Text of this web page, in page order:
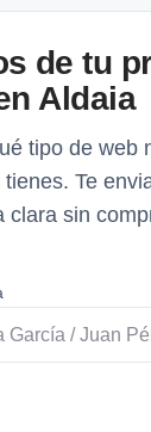
de tu
Aldaia
tipo de web
Te
clara sin